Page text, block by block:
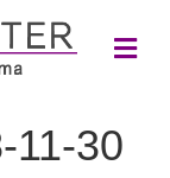
M
e
11-30